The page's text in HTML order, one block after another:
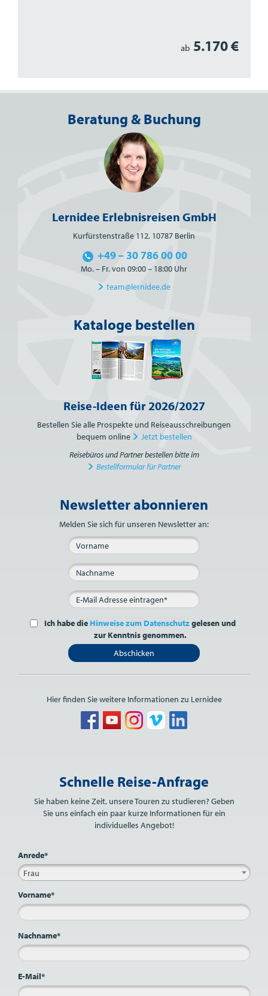
ab 5.170 €
Beratung & Buchung
Lernidee Erlebnisreisen GmbH
Kurfürstenstraße 112, 10787 Berlin
+49 – 30 786 00 00
Mo. – Fr. von 09:00 – 18:00 Uhr
team@lernidee.de
Kataloge bestellen
Reise-Ideen für 2026/2027
Bestellen Sie alle Prospekte und Reiseausschreibungen
bequem online
Jetzt bestellen
Reisebüros und Partner bestellen bitte im
Bestellformular für Partner
Bitte nicht ausfüllen.
Newsletter abonnieren
Melden Sie sich für unseren Newsletter an:
Ich habe die Hinweise zum Datenschutzgelesen und
zur Kenntnis genommen.
Abschicken
Hier finden Sie weitere Informationen zu Lernidee
Schnelle Reise-Anfrage
Sie haben keine Zeit, unsere Touren zu studieren? Geben
Sie uns einfach ein paar kurze Informationen für ein
individuelles Angebot!
Anrede*
Frau
Vorname*
Nachname*
E-Mail*